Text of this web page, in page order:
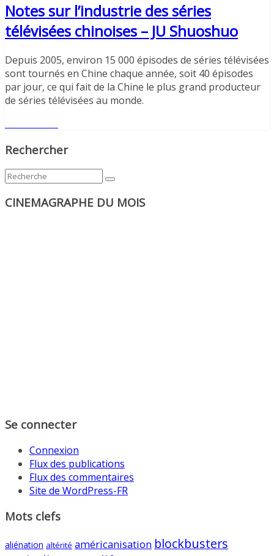
Notes sur l’industrie des séries
télévisées chinoises – JU Shuoshuo
Depuis 2005, environ 15 000 épisodes de séries télévisées
sont tournés en Chine chaque année, soit 40 épisodes
par jour, ce qui fait de la Chine le plus grand producteur
de séries télévisées au monde.
Rechercher
CINEMAGRAPHE DU MOIS
Se connecter
Connexion
Flux des publications
Flux des commentaires
Site de WordPress-FR
Mots clefs
aliénation altérité américanisation blockbusters